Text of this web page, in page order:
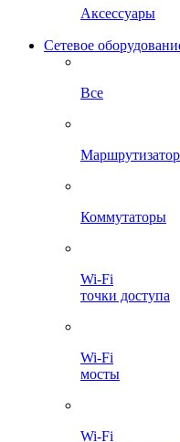
Аксессуары
Сетевое
Все
Коммутаторы
Wi-Fi
точки доступа
Wi-Fi
мосты
Wi-Fi